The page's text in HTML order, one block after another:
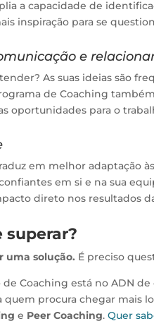
a capacidade de
inspiração para se
e
As suas ideias são
de Coaching
oportunidades para o
em melhor adaptação
em si e na sua
direto nos resultados
superar?
uma solução. É preciso
de Coaching está no ADN
procura chegar mais
e Peer Coaching.Quer